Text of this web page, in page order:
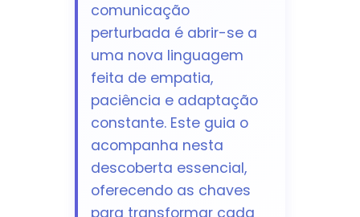
comunicação
perturbada é abrir-se a
uma nova linguagem
feita de empatia,
paciência e adaptação
constante. Este guia o
acompanha nesta
descoberta essencial,
oferecendo as chaves
para transformar cada